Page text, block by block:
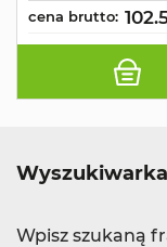
cena brutto:
Wyszukiwarka